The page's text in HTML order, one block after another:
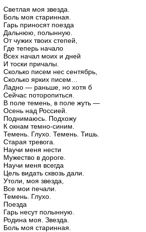
Случайная цитата
Рейтинг русских поэтов
Рейтинг стихотворений
Светлая моя звезда.
Боль моя старинная.
Гарь приносят поезда
Дальнюю, полынную.
От чужих твоих степей,
Где теперь начало
Всех начал моих и дней
И тоски причалы.
Сколько писем нес сентябрь,
Сколько ярких писем…
Ладно — раньше, но хотя б
Сейчас поторопиться.
В поле темень, в поле жуть —
Осень над Россией.
Поднимаюсь. Подхожу
К окнам темно-синим.
Темень. Глухо. Темень. Тишь.
Старая тревога.
Научи меня нести
Мужество в дороге.
Научи меня всегда
Цель видать сквозь дали.
Утоли, моя звезда,
Все мои печали.
Темень. Глухо.
Поезда
Гарь несут полынную.
Родина моя. Звезда.
Боль моя старинная.